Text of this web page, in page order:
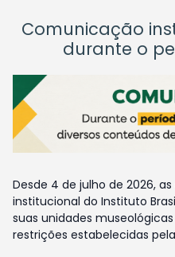
Comunicação
durante o
Desde 4 de julho de 2026,
institucional do Instituto
suas unidades
restrições estabelecidas